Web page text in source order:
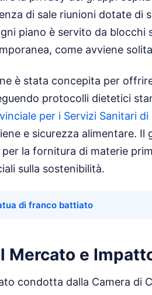
di sale riunioni dotate
piano è servito da
come avviene
è stata concepita per
protocolli dietetici
per i Servizi Sanitari
e sicurezza alimentare.
la fornitura di materie
sulla sostenibilità.
di franco battiato
Mercato e
condotta dalla Camera di